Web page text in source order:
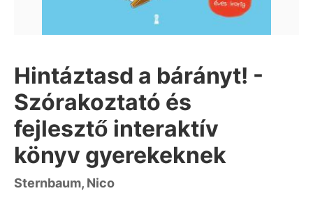
Hintáztasd a bárányt! -
Szórakoztató és
fejlesztő interaktív
könyv gyerekeknek
Sternbaum, Nico